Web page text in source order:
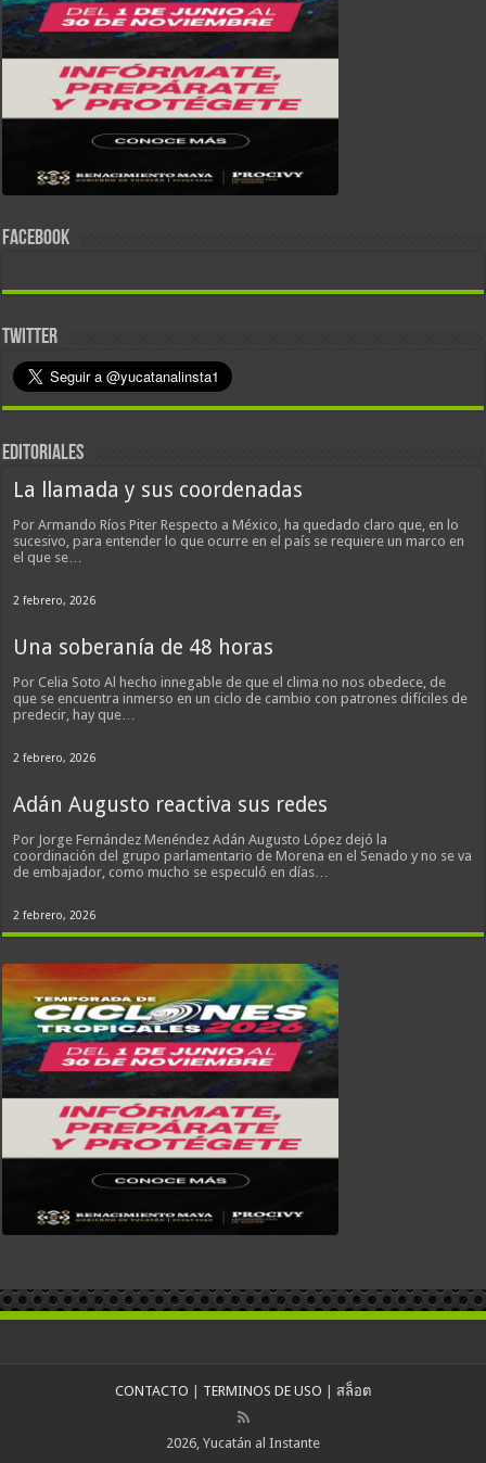
FACEBOOK
TWITTER
EDITORIALES
La llamada y sus coordenadas
Por Armando Ríos Piter Respecto a México, ha quedado claro que, en lo
sucesivo, para entender lo que ocurre en el país se requiere un marco en
el que se…
2 febrero, 2026
Una soberanía de 48 horas
Por Celia Soto Al hecho innegable de que el clima no nos obedece, de
que se encuentra inmerso en un ciclo de cambio con patrones difíciles de
predecir, hay que…
2 febrero, 2026
Adán Augusto reactiva sus redes
Por Jorge Fernández Menéndez Adán Augusto López dejó la
coordinación del grupo parlamentario de Morena en el Senado y no se va
de embajador, como mucho se especuló en días…
2 febrero, 2026
CONTACTO | TERMINOS DE USO | สล็อต
2026, Yucatán al Instante